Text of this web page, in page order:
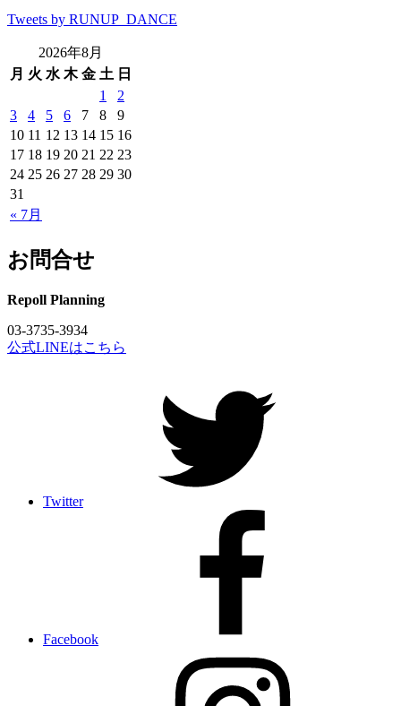
Tweets by RUNUP_DANCE
2026年8月
月 火 水 木 金 土 日
« 7月
1
2
3
4 5 6 7 8
9
10 11 12 13 14 15 16
17 18 19 20 21 22 23
24 25 26 27 28 29 30
31
お問合せ
Repoll Planning
03-3735-3934
公式LINEはこちら
Twitter
Facebook